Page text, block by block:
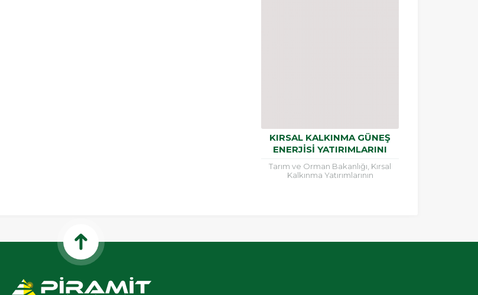
KIRSAL KALKINMA GÜNEŞ
ENERJİSİ YATIRIMLARINI
DESTEKLEYEN HİBE
BAŞVURULARI BAŞLADI
Tarım ve Orman Bakanlığı, Kırsal
Kalkınma Yatırımlarının